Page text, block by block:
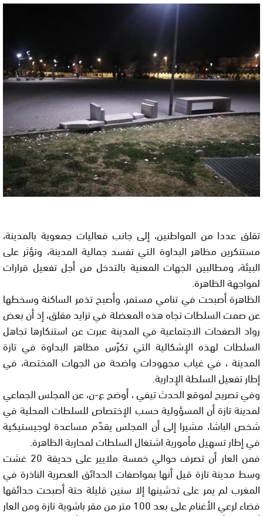
تقلق عددا من المواطنين، إلى جانب فعاليات جمعوية بالمدينة،
مستنكرين مظاهر البداوة التي تفسد جمالية المدينة، وتؤثر على
البيئة، ومطالبين الجهات المعنية بالتدخل من أجل تفعيل قرارات
لمواجهة الظاهرة.
الظاهرة أصبحت في تنامي مستمر، وأصبح تذمر الساكنة وسخطها
عن صمت السلطات تجاه هذه المعضلة في تزايد مقلق، إذ أن بعض
رواد الصفحات الاجتماعية في المدينة عبرت عن استنكارها تجاهل
السلطات لهذه الإشكالية التي تكرّس مظاهر البداوة في تازة
المدينة ، في غياب مجهودات واضحة من الجهات المختصة، في
إطار تفعيل السلطة الإدارية.
وفي تصريح لموقع الحدث تيفي ، أوضح ع-ن، عن المجلس الجماعي
لمدينة تازة أن المسؤولية حسب الإختصاص للسلطات المحلية في
شخص الباشا، مشيرا إلى أن المجلس يقدّم مساعدة لوجيستيكية
في إطار تسهيل مأمورية اشتغال السلطات لمحاربة الظاهرة.
فمن العار أن تصرف حوالي خمسة ملايير على حديقة 20 غشت
وسط مدينة تازة قيل أنها بمواصفات الحدائق العصرية الناذرة في
المغرب لم يمر على تدشينها إلا سنين قليلة حتة أصبحت حدائقها
فضاء لرعي الأغنام على بعد 100 متر من مقر باشوية تازة ومن العار